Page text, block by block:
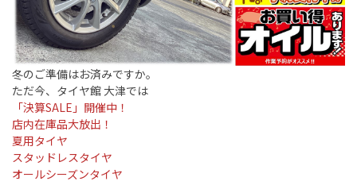
冬のご準備はお済みですか。
ただ今、タイヤ館 大津では
「決算SALE」開催中！
店内在庫品大放出！
夏用タイヤ
スタッドレスタイヤ
オールシーズンタイヤ